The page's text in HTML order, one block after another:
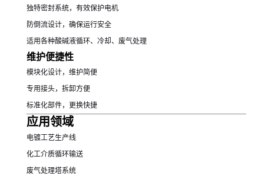
独特密封系统，有效保护电机
防倒流设计，确保运行安全
适用各种酸碱液循环、冷却、废气处理
维护便捷性
模块化设计，维护简便
专用接头，拆卸方便
标准化部件，更换快捷
应用领域
电镀工艺生产线
化工介质循环输送
废气处理塔系统